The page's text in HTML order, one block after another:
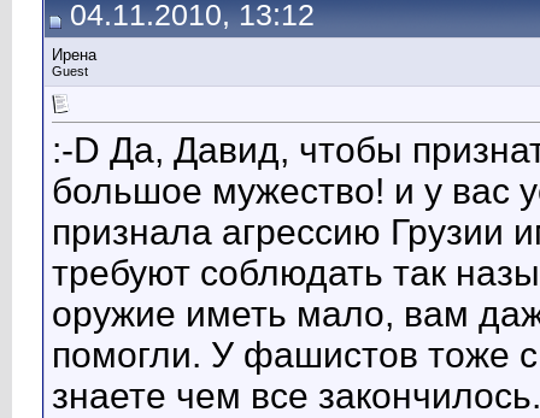
04.11.2010, 13:12
Ирена
Guest
:-D Да, Давид, чтобы
большое мужество! и у вас
признала агрессию Грузии
требуют соблюдать так
оружие иметь мало, вам
помогли. У фашистов тоже
знаете чем все закончилось.